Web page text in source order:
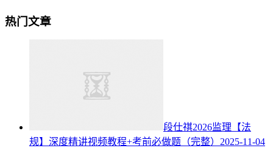
热门文章
段仕祺2026监理【法
规】深度精讲视频教程+考前必做题（完整） 2025-11-04